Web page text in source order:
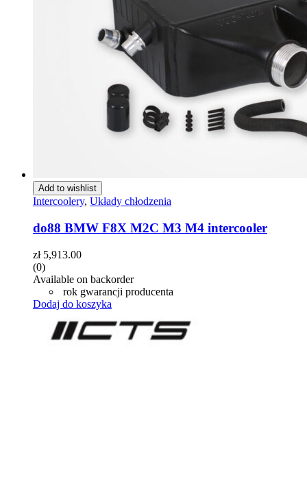
Add to wishlist
Intercoolery, Układy chłodzenia
do88 BMW F8X M2C M3 M4 intercooler
zł5,913.00
(0)
Available on backorder
rok gwarancji producenta
Dodaj do koszyka